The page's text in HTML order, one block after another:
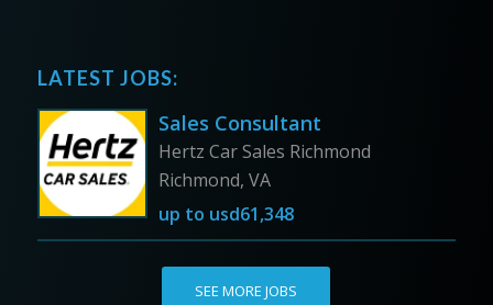
LATEST JOBS:
Sales Consultant
Hertz Car Sales Richmond
Richmond, VA
up to usd61,348
SEE MORE JOBS